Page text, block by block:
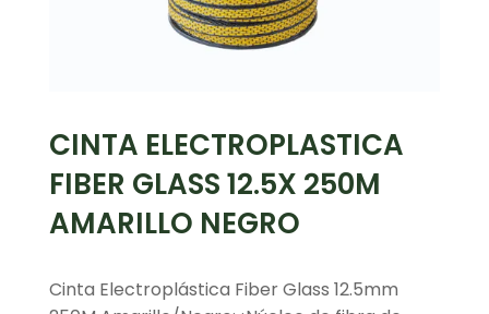
CINTA ELECTROPLASTICA
FIBER GLASS 12.5X 250M
AMARILLO NEGRO
Cinta Electroplástica Fiber Glass 12.5mm